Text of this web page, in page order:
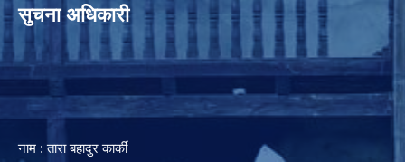
सुचना अधिकारी
नाम : तारा बहादुर कार्की